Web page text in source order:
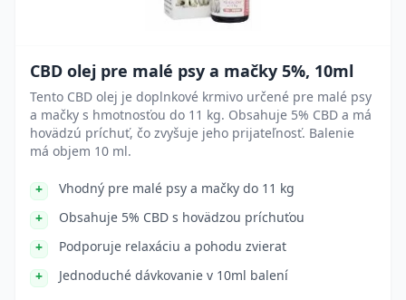
CBD olej pre malé psy a mačky 5%, 10ml
Tento CBD olej je doplnkové krmivo určené pre malé psy
a mačky s hmotnosťou do 11 kg. Obsahuje 5% CBD a má
hovädzú príchuť, čo zvyšuje jeho prijateľnosť. Balenie
má objem 10 ml.
Vhodný pre malé psy a mačky do 11 kg
Obsahuje 5% CBD s hovädzou príchuťou
Podporuje relaxáciu a pohodu zvierat
Jednoduché dávkovanie v 10ml balení